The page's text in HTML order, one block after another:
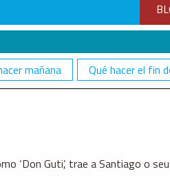
mañana Qué hacer el fin
‘Don Guti’, trae a Santiago o